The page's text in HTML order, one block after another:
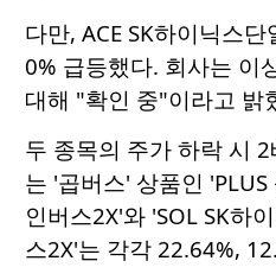
다만, ACE SK하이닉스
0% 급등했다. 회사는 이
대해 "확인 중"이라고 밝
두 종목의 주가 하락 시
는 '곱버스' 상품인
인버스2X'와 'SOL SK하
스2X'는 각각 22.64%,